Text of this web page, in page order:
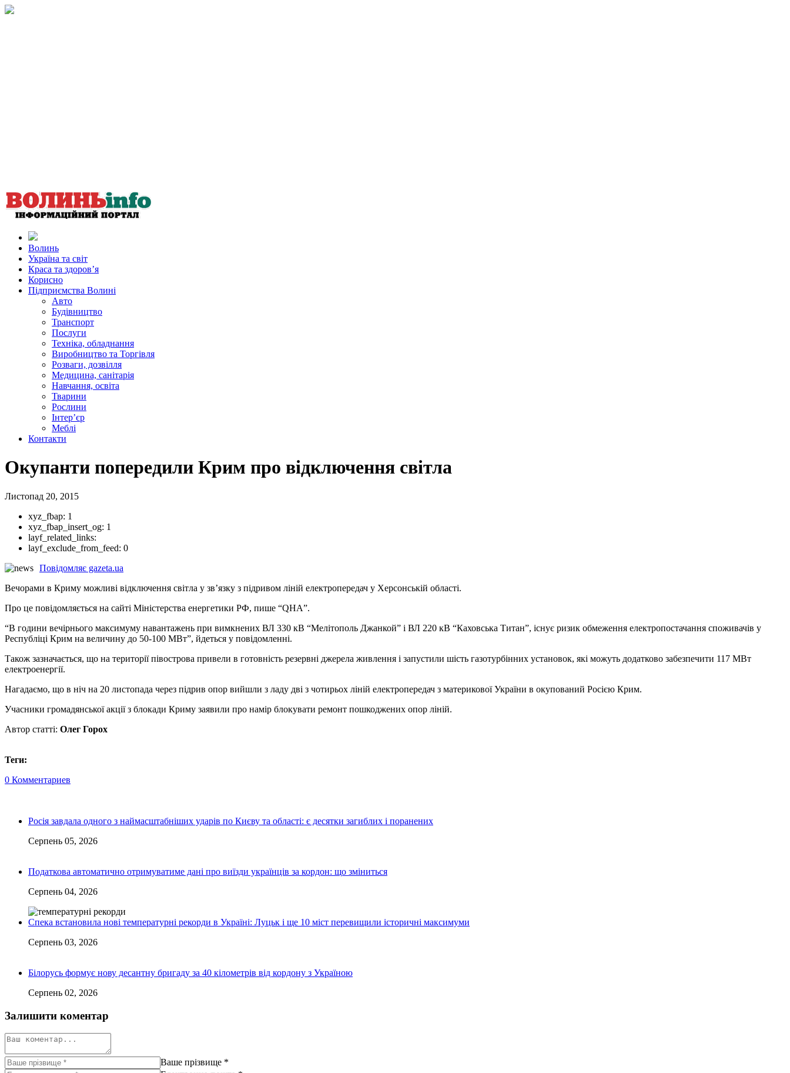
Волинь
Україна та світ
Краса та здоров’я
Корисно
Підприємства Волині
Авто
Будівництво
Транспорт
Послуги
Техніка, обладнання
Виробництво та Торгівля
Розваги, дозвілля
Медицина, санітарія
Навчання, освіта
Тварини
Рослини
Інтер’єр
Меблі
Контакти
Окупанти попередили Крим про відключення світла
Листопад 20, 2015
xyz_fbap: 1
xyz_fbap_insert_og: 1
layf_related_links:
layf_exclude_from_feed: 0
Повідомляє gazeta.ua
Вечорами в Криму можливі відключення світла у зв’язку з підривом ліній електропередач у Херсонській області.
Про це повідомляється на сайті Міністерства енергетики РФ, пише “QHA”.
“В години вечірнього максимуму навантажень при вимкнених ВЛ 330 кВ “Мелітополь Джанкой” і ВЛ 220 кВ “Каховська Титан”, існує ризик обмеження електропостачання споживачів у
Республіці Крим на величину до 50-100 МВт”, йдеться у повідомленні.
Також зазначається, що на території півострова привели в готовність резервні джерела живлення і запустили шість газотурбінних установок, які можуть додатково забезпечити 117 МВт
електроенергії.
Нагадаємо, що в ніч на 20 листопада через підрив опор вийшли з ладу дві з чотирьох ліній електропередач з материкової України в окупований Росією Крим.
Учасники громадянської акції з блокади Криму заявили про намір блокувати ремонт пошкоджених опор ліній.
Автор статті: Олег Горох
Теги:
0 Комментариев
Росія завдала одного з наймасштабніших ударів по Києву та області: є десятки загиблих і поранених
Серпень 05, 2026
Податкова автоматично отримуватиме дані про виїзди українців за кордон: що зміниться
Серпень 04, 2026
Спека встановила нові температурні рекорди в Україні: Луцьк і ще 10 міст перевищили історичні максимуми
Серпень 03, 2026
Білорусь формує нову десантну бригаду за 40 кілометрів від кордону з Україною
Серпень 02, 2026
Залишити коментар
Ваше прізвище *